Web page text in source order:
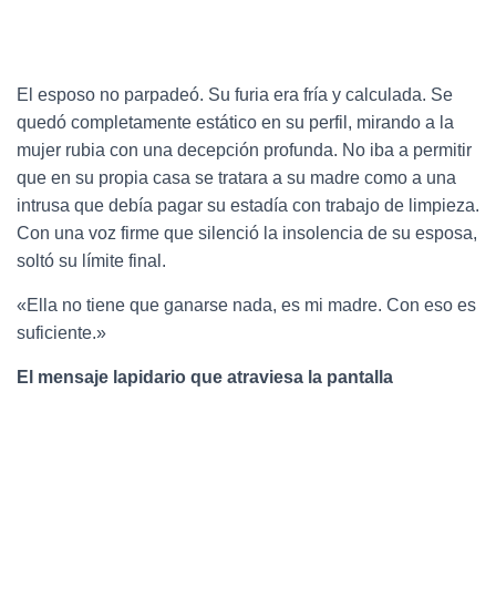
El esposo no parpadeó. Su furia era fría y calculada. Se
quedó completamente estático en su perfil, mirando a la
mujer rubia con una decepción profunda. No iba a permitir
que en su propia casa se tratara a su madre como a una
intrusa que debía pagar su estadía con trabajo de limpieza.
Con una voz firme que silenció la insolencia de su esposa,
soltó su límite final.
«Ella no tiene que ganarse nada, es mi madre. Con eso es
suficiente.»
El mensaje lapidario que atraviesa la pantalla